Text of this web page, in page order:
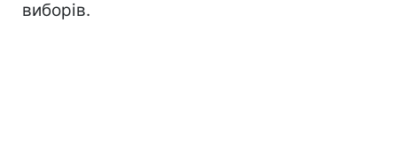
виборів.